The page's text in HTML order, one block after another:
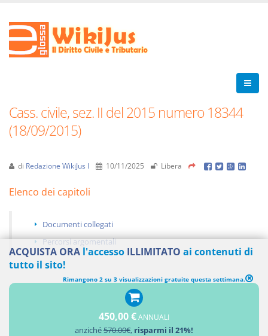
Cass. civile, sez. II del 2015 numero 18344
(18/09/2015)
di Redazione WikiJus I 10/11/2025 Libera
Elenco dei capitoli
Documenti collegati
Percorsi argomentali
ACQUISTA ORA l'accesso ILLIMITATO ai contenuti di
tutto il sito!
Rimangono 2 su 3 visualizzazioni gratuite questa settimana.
450,00 €ANNUALI
anziché570.00€, risparmi il 21%!